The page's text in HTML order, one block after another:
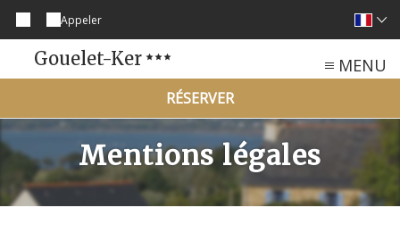
Appeler
Gouelet-Ker MENU
RÉSERVER
Mentions légales